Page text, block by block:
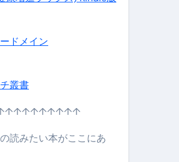
ドメイン
叢書
読みたい本がここにあ